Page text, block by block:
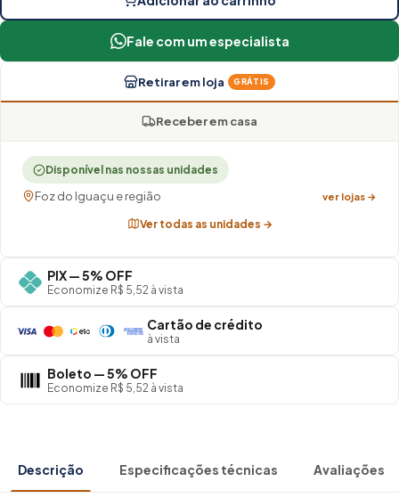
Fale com um especialista
Retirar em loja GRÁTIS
Receber em casa
Disponível nas nossas unidades
Foz do Iguaçu e região ver lojas →
Ver todas as unidades →
PIX — 5% OFF
Economize R$ 5,52 à vista
Cartão de crédito
à vista
Boleto — 5% OFF
Economize R$ 5,52 à vista
Descrição Especificações técnicas Avaliações